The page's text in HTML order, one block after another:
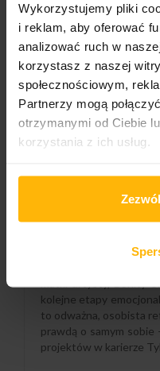
Wykorzystujemy pliki
i reklam, aby oferować
analizować ruch w
korzystasz z naszej
społecznościowym,
Partnerzy mogą
otrzymanymi od Ciebie
korzystania z ich usług.
Hip-hop
OPIS
„CHROMAKOPIA” to
przesuwa granice
album łączy hip-
brzmienia, tworząc
Wśród gości znaleźli
matki artysty, Bonity
kolejne etapy
to odważna, osobista
prawdą o samym sobie
projektów w karierze